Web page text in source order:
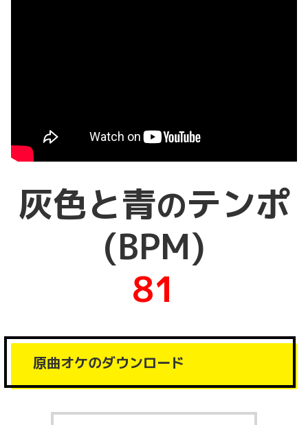
灰色と青のテンポ
(BPM)
81
原曲オケのダウンロード